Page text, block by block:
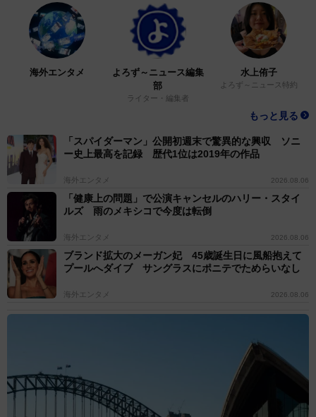
それで多分、見える景色があると思うので、そのときに
また60代、70代のことを考えればいいのかなと。そんな
スタンスでやれるかな、と思いますね」。感じるままに
進めば、おのずと道が開けてくる。
EXILE AKIRA（撮影・坂部計介）
海外エンタメ
よろず～ニュース編集
部
ライター・編集者
水上侑子
よろず～ニュース特約
もっと見る
「スパイダーマン」公開初週末で驚異的な興収 ソニ
ー史上最高を記録 歴代1位は2019年の作品
海外エンタメ 2026.08.06
「健康上の問題」で公演キャンセルのハリー・スタイ
ルズ 雨のメキシコで今度は転倒
海外エンタメ 2026.08.06
ブランド拡大のメーガン妃 45歳誕生日に風船抱えて
プールへダイブ サングラスにポニテでためらいなし
海外エンタメ 2026.08.06